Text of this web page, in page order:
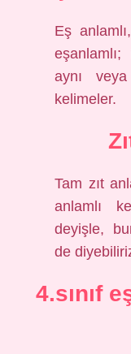
Eş
eşanlamlı;
aynı
kelimeler.
Tam zıt
anlamlı
deyişle,
de
4.sınıf